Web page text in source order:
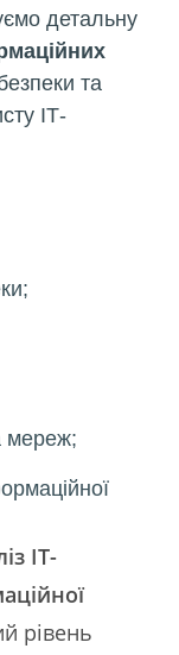
детальну
та
ІТ-
мереж;
ІТ-
рівень